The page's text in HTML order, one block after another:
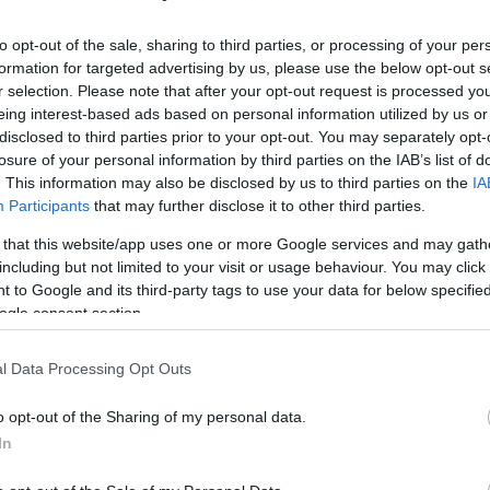
opt-out of the sale, sharing to third parties, or processing of your
for targeted advertising by us, please use the below opt-out
selection. Please note that after your opt-out request is processed
interest-based ads based on personal information utilized by us
to third parties prior to your opt-out. You may separately
of your personal information by third parties on the IAB’s list of
This information may also be disclosed by us to third parties on the
Participants that may further disclose it to other third parties.
that this website/app uses one or more Google services and may
but not limited to your visit or usage behaviour. You may
to Google and its third-party tags to use your data for below
consent section.
Data Processing Opt Outs
opt-out of the Sharing of my personal data.
loncsosan, bozontosan, női hajcsattal a
barátait is. A 34 éves sztár nemrég
mert elmondása szerint „a dicsőség
és ápolatlanul jelenik meg a közös
színész évek óta
intézetben is
munkája is káosszal
senki sem képes
viselkedése
közeli barátai.
két filmje is
is döntött úgy, hogy
A
A